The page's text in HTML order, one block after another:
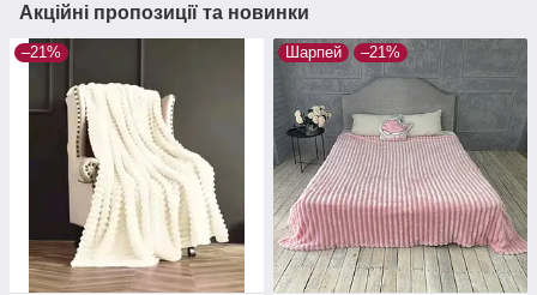
Акційні пропозиції та новинки
–21% Шарпей –21%